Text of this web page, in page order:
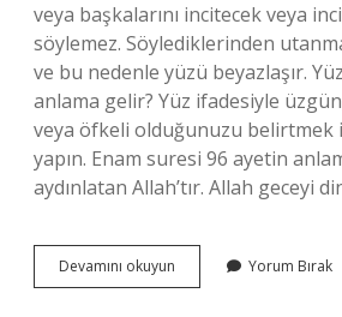
veya başkalarını incitecek veya
söylemez. Söylediklerinden
ve bu nedenle yüzü beyazlaşır.
anlama gelir? Yüz ifadesiyle
veya öfkeli olduğunuzu belirtmek
yapın. Enam suresi 96 ayetin
aydınlatan Allah’tır. Allah geceyi
Devamını okuyun
Ağartsın
Yorum Bırak